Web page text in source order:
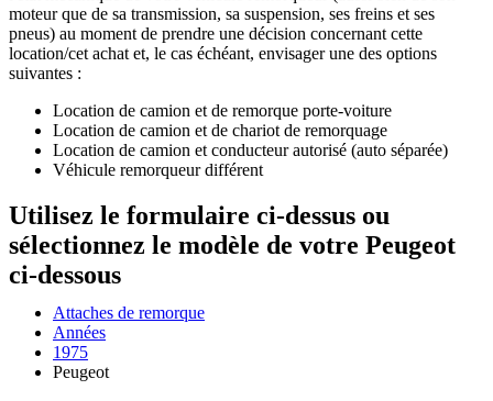
moteur que de sa transmission, sa suspension, ses freins et ses
pneus) au moment de prendre une décision concernant cette
location/cet achat et, le cas échéant, envisager une des options
suivantes :
Location de camion et de remorque porte-voiture
Location de camion et de chariot de remorquage
Location de camion et conducteur autorisé (auto séparée)
Véhicule remorqueur différent
Utilisez le formulaire ci-dessus ou
sélectionnez le modèle de votre Peugeot
ci-dessous
Attaches de remorque
Années
1975
Peugeot